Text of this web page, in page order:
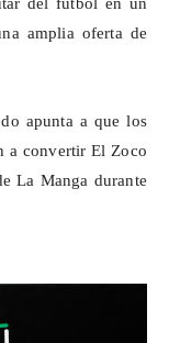
amplia oferta de
apunta a que los
a convertir El Zoco
La Manga durante